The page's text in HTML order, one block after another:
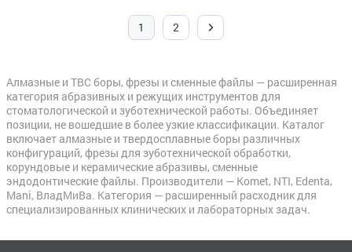
1 2
Алмазные и ТВС боры, фрезы и сменные файлы — расширенная
категория абразивных и режущих инструментов для
стоматологической и зуботехнической работы. Объединяет
позиции, не вошедшие в более узкие классификации. Каталог
включает алмазные и твердосплавные боры различных
конфигураций, фрезы для зуботехнической обработки,
корундовые и керамические абразивы, сменные
эндодонтические файлы. Производители — Komet, NTI, Edenta,
Mani, ВладМиВа. Категория — расширенный расходник для
специализированных клинических и лабораторных задач.